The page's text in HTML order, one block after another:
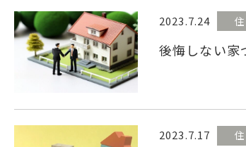
2023.7.24
後悔しない
2023.7.17